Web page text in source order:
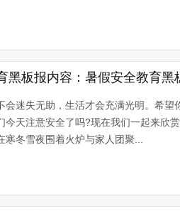
黑板报内容：暑假安全教育
迷失无助，生活才会充满光明。希望
天注意安全了吗?现在我们一起来欣
冬雪夜围着火炉与家人团聚...